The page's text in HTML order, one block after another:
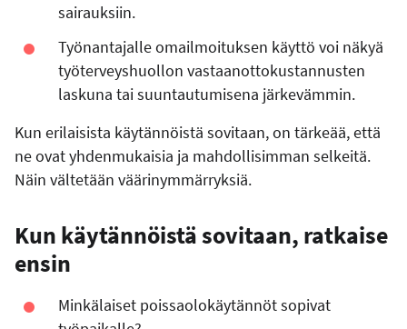
sairauksiin.
Työnantajalle omailmoituksen käyttö voi näkyä
työterveyshuollon vastaanottokustannusten
laskuna tai suuntautumisena järkevämmin.
Kun erilaisista käytännöistä sovitaan, on tärkeää, että
ne ovat yhdenmukaisia ja mahdollisimman selkeitä.
Näin vältetään väärinymmärryksiä.
Kun käytännöistä sovitaan, ratkaise
ensin
Minkälaiset poissaolokäytännöt sopivat